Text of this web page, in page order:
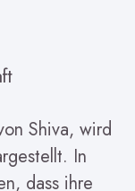
Shiva, wird
In
dass ihre